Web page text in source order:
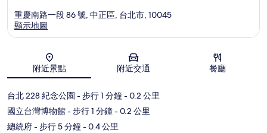
地圖
重慶南路一段 86 號, 中正區, 台北市, 10045
顯示地圖
附近景點 附近交通 餐廳
台北 228 紀念公園 - 步行 1 分鐘- 0.2 公里
國立台灣博物館- 步行 1 分鐘- 0.2 公里
總統府- 步行 5 分鐘- 0.4 公里